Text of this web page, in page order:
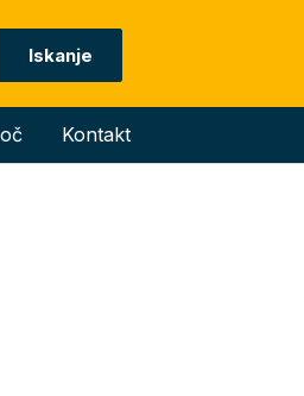
Iskanje
Kontakt